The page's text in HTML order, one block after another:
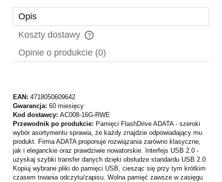
Opis
Koszty dostawy
Cena nie zawiera ewentualnych kosztów płatności
Opinie o produkcie (0)
EAN: 4718050609642
Gwarancja: 60 miesięcy
Kod dostawcy: AC008-16G-RWE
Przewodnik po produkcie: Pamięci FlashDrive ADATA - szeroki
wybór asortymentu sprawia, że każdy znajdzie odpowiadający mu
produkt. Firma ADATA proponuje rozwiązania zarówno klasyczne,
jak i eleganckie oraz prawdziwie nowatorskie. Interfejs USB 2.0 -
uzyskaj szybki transfer danych dzięki obsłudze standardu USB 2.0.
Kopiuj wybrane pliki do pamięci USB, ciesząc się przy tym krótkim
czasem trwania odczytu/zapisu. Wolna pamięć zawsze w zasięgu